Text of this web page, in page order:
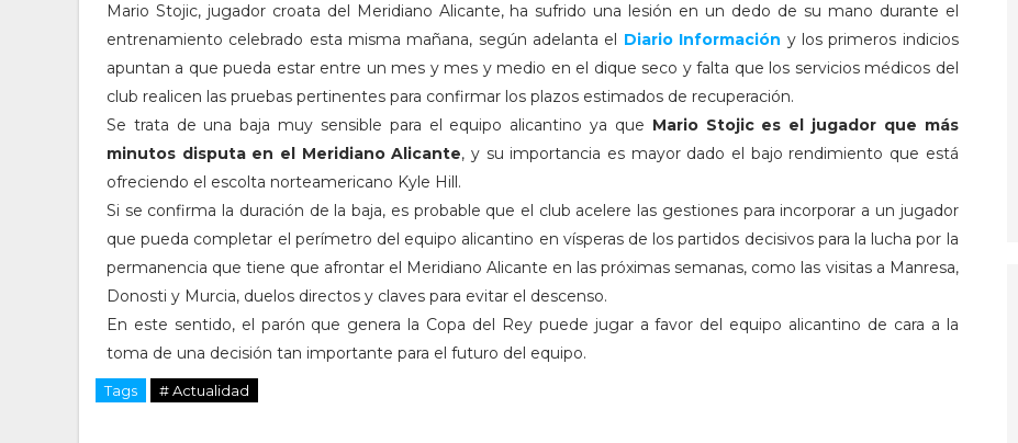
Mario Stojic, jugador croata del Meridiano Alicante, ha sufrido una lesión en un dedo de su mano durante el
entrenamiento celebrado esta misma mañana, según adelanta el Diario Información y los primeros indicios
apuntan a que pueda estar entre un mes y mes y medio en el dique seco y falta que los servicios médicos del
club realicen las pruebas pertinentes para confirmar los plazos estimados de recuperación.
Se trata de una baja muy sensible para el equipo alicantino ya que Mario Stojic es el jugador que más
minutos disputa en el Meridiano Alicante, y su importancia es mayor dado el bajo rendimiento que está
ofreciendo el escolta norteamericano Kyle Hill.
Si se confirma la duración de la baja, es probable que el club acelere las gestiones para incorporar a un jugador
que pueda completar el perímetro del equipo alicantino en vísperas de los partidos decisivos para la lucha por la
permanencia que tiene que afrontar el Meridiano Alicante en las próximas semanas, como las visitas a Manresa,
Donosti y Murcia, duelos directos y claves para evitar el descenso.
En este sentido, el parón que genera la Copa del Rey puede jugar a favor del equipo alicantino de cara a la
toma de una decisión tan importante para el futuro del equipo.
Tags # Actualidad